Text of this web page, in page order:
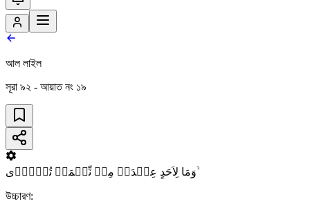
আল লাইল
সূরা ৯২ - আয়াত নং ১৯
وَمَا لِاَحَدٍ عِنۡدَہٗ مِنۡ نِّعۡمَۃٍ تُجۡزٰۤی ۙ
উচ্চারণ: